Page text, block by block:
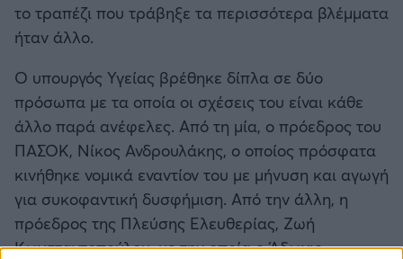
το τραπέζι που τράβηξε τα περισσότερα βλέμματα
ήταν άλλο.
Ο υπουργός Υγείας βρέθηκε δίπλα σε δύο
πρόσωπα με τα οποία οι σχέσεις του είναι κάθε
άλλο παρά ανέφελες. Από τη μία, ο πρόεδρος του
ΠΑΣΟΚ, Νίκος Ανδρουλάκης, ο οποίος πρόσφατα
κινήθηκε νομικά εναντίον του με μήνυση και αγωγή
για συκοφαντική δυσφήμιση. Από την άλλη, η
πρόεδρος της Πλεύσης Ελευθερίας, Ζωή
Κωνσταντοπούλου, με την οποία ο Άδωνις